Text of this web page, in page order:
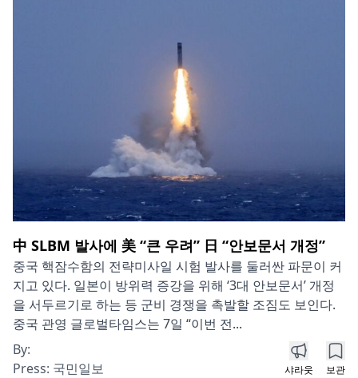
中 SLBM 발사에 美 “큰 우려” 日 “안보문서 개정”
중국 핵잠수함의 전략미사일 시험 발사를 둘러싼 파문이 커
지고 있다. 일본이 방위력 증강을 위해 ‘3대 안보문서’ 개정
을 서두르기로 하는 등 군비 경쟁을 촉발할 조짐도 보인다.
중국 관영 글로벌타임스는 7일 “이번 전...
By:
Press: 국민일보 샤라웃 보관